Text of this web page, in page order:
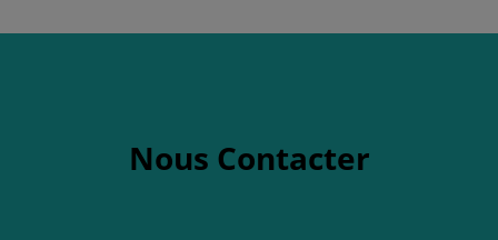
Nous Contacter